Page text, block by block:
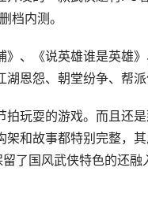
档内测。
、《说英雄谁是英雄
恩怨、朝堂纷争、帮
玩耍的游戏。而且还
和故事都特别完整，
了国风武侠特色的还